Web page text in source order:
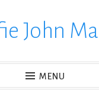
John
MENU